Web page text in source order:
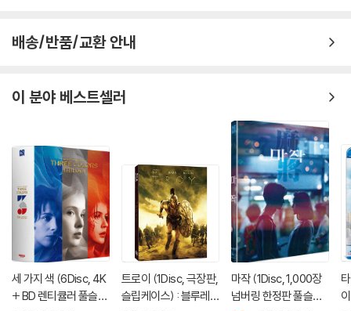
배송/반품/교환 안내
이 분야 베스트셀러
세 가지 색 (6Disc, 4K
+ BD 렌티큘러 풀슬립
트로이 (1Disc, 극장판,
슬립케이스) : 블루레
마작 (1Disc, 1,000장
넘버링 한정판 풀슬립)
이